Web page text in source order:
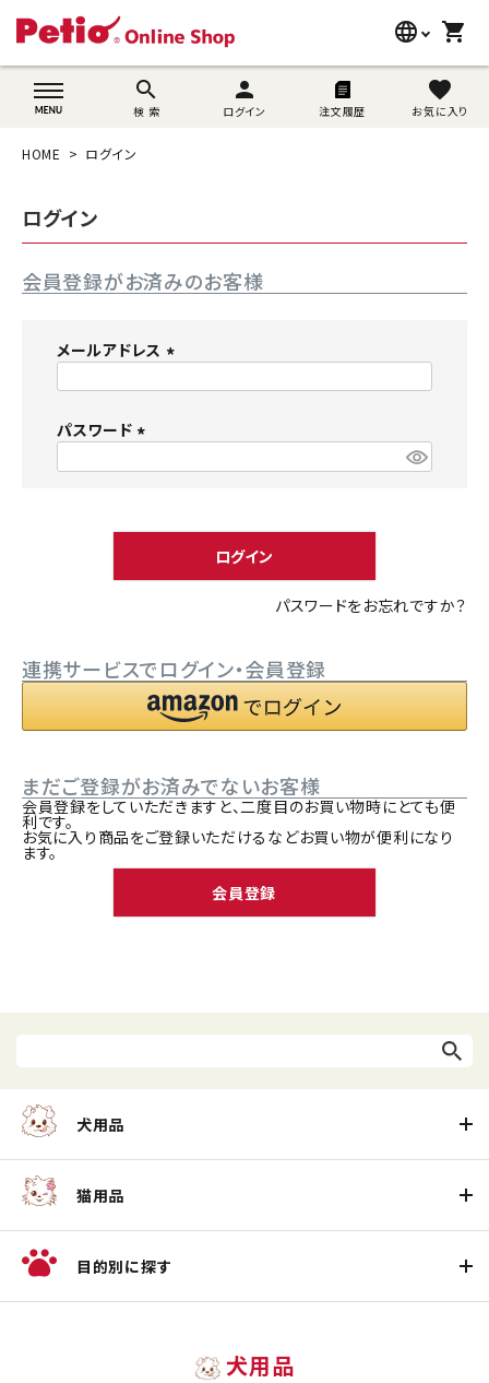
language
wovn-lang-name
shopping_cart
search
検 索
person
ログイン 注文履歴
favorite
お気に入り
search
うさぎ用品
ブランド別に探す
目的別に探す
SNS
ようこそ ゲスト 様
person 新規会員登録
HOME ログイン
ログイン
会員登録がお済みのお客様
メールアドレス
パスワード
)
ログイン
パスワードをお忘れですか？
連携サービスでログイン・会員登録
まだご登録がお済みでないお客様
会員登録をしていただきますと、二度目のお買い物時にとても便
利です。
お気に入り商品をご登録いただけるなどお買い物が便利になり
ます。
会員登録
犬用品
猫用品
目的別に探す
犬用品